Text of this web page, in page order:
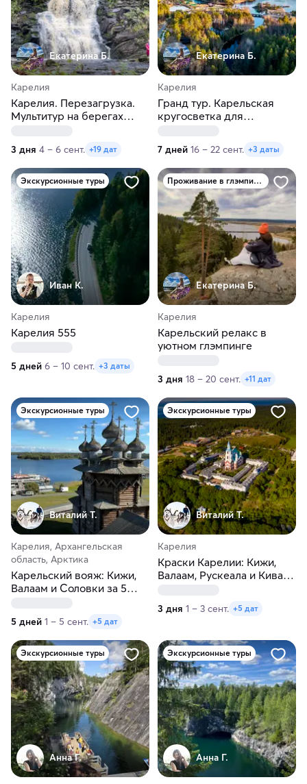
Екатерина Б.
Карелия
Карелия. Перезагрузка.
Мультитур на берегах
3 дня 4 – 6 сент. +19 дат
Екатерина Б.
Карелия
Гранд тур. Карельская
кругосветка для
7 дней 16 – 22 сент. +3 даты
Экскурсионные туры
Иван К.
Карелия
Карелия 555
5 дней 6 – 10 сент. +3 даты
Проживание в глэмпинге
Екатерина Б.
Карелия
Карельский релакс в
уютном глэмпинге
3 дня 18 – 20 сент. +11 дат
Экскурсионные туры
Виталий Т.
Карелия, Архангельская
область, Арктика
Карельский вояж: Кижи,
Валаам и Соловки за 5
5 дней 1 – 5 сент. +5 дат
Экскурсионные туры
Виталий Т.
Карелия
Краски Карелии: Кижи,
Валаам, Рускеала и Кивач
3 дня 1 – 3 сент. +5 дат
Экскурсионные туры
Анна Г.
Экскурсионные туры
Анна Г.